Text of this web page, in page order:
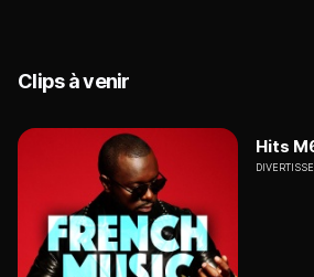
Clips à venir
Hits